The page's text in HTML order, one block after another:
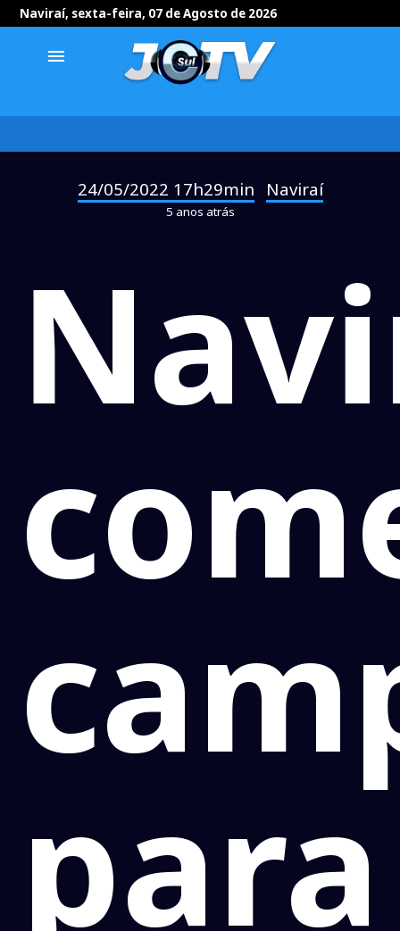
Naviraí, sexta-feira, 07 de Agosto de 2026
menu
24/05/2022 17h29min Naviraí
5 anos atrás
para